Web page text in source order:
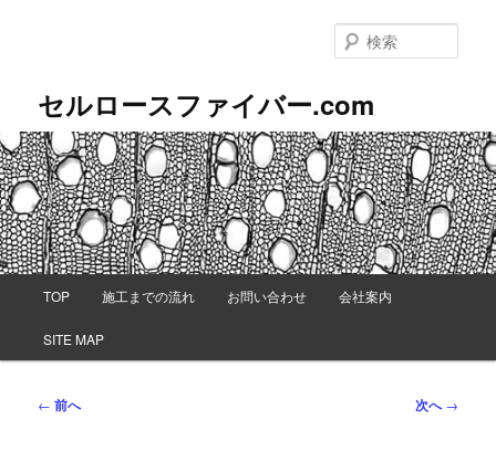
ン
ツ
へ
移
動
セルロースファイバー.com
索
TOP 施工までの流れ お問い合わせ 会社案内
SITE MAP
投← 前へ 次へ→